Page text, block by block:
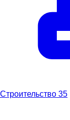
Строительство 35